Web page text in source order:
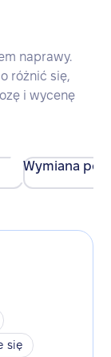
naprawy.
różnić się,
i wycenę
Wymiana
się